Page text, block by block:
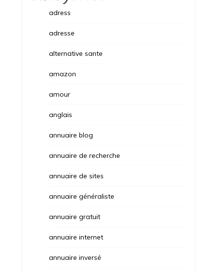
adress
adresse
alternative sante
amazon
amour
anglais
annuaire blog
annuaire de recherche
annuaire de sites
annuaire généraliste
annuaire gratuit
annuaire internet
annuaire inversé